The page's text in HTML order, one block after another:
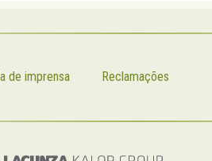
de imprensa Reclamações